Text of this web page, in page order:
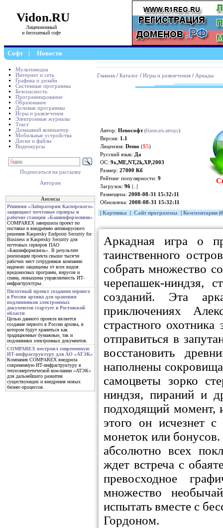
Vidon.RU
Лицензионный
и бесплатный софт
Софт | Новости
Мультимедиа
Интернет и сеть
Графика и дизайн
Системные программы
Безопасность
Программирование
Образование
Деловые программы
Игры и развлечения
Электронные журналы
Текст
Домашний компьютер
Мобильные устройства
Диски и файлы
Видеокурсы
Подписаться на рассылку
Авторам
Анонсы
Решения «Лаборатории Касперского»
защищают почтовые серверы и
рабочие станции «Башинформсвязи»
COMPAREX завершила проект по
поставке и внедрению антивирусного
решения Kaspersky Endpoint Security for
Business и Kaspersky Security для
почтовых серверов ПАО
«Башинформсвязь». В результате
реализации проекта свыше тысячи
рабочих мест сотрудников компании
надежно защищены от всех видов
вредоносных программ, вирусов и
спама, повышена управляемость ИТ-
инфраструктуры.
Пилотный проект создания первого
в России архива для хранения
подлинников электронных
документов стартует в Ростовской
области
Целью данного проекта является
создание первого в России архива, в
котором будут храниться как
традиционные бумажные, так и
подлинники электронных документов.
COMPAREX построил современную
ИТ-инфраструктуру для АО «АТЭК»
Компания COMPAREX внедрила
современную ИТ-инфраструктуру в
теплоэнергетической ком-пании «АТЭК»
для дальнейшего развития
существующих и внедрения новых
бизнес-процессов.
Главная / Каталог / Игры и развлечения / Аркады
Автор: Невософт (Написать автору)
Версия: 1.1
Лицензия: Demo ($5)
Русский язык: Да
ОС: 9x,ME,NT,2k,XP,2003
Размер: 27000 Кб
Рейтинг популярности: 9
Загрузок: 96 [...]
Размещена: 2008-08-31 15:32:11
Обновлена: 2008-08-31 15:32:11
Картинка Сайт программы Комментарии
Аркадная игра о
таинственного
собрать множество
черепашек-ниндзя,
созданий. Эта
приключениях
страстного
отправиться в
восстановить
наполнены
самоцветы зорко
ниндзя, пираний и
подходящий момент,
этого он исчезнет
монеток или
абсолютно всех
ждет встреча с
превосходное
множество
испытать вместе с
Гордоном.